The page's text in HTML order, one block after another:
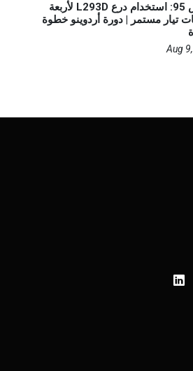
الدرس 95: استخدام درع L293D لأربعة
مستمر | دورة أردوينو خطوة